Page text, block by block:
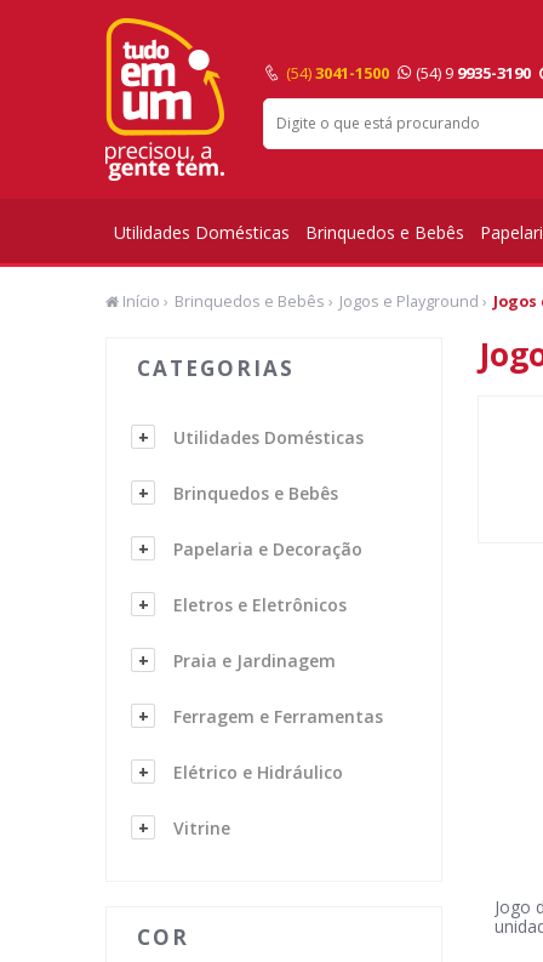
(54)3041-1500 (54) 9 9935-3190
Utilidades Domésticas Brinquedos e Bebês
Início › Brinquedos e Bebês › Jogos e Playground ›
CATEGORIAS
Utilidades Domésticas
Brinquedos e Bebês
Papelaria e Decoração
Eletros e Eletrônicos
Praia e Jardinagem
Ferragem e Ferramentas
Elétrico e Hidráulico
Vitrine
COR
Jogo